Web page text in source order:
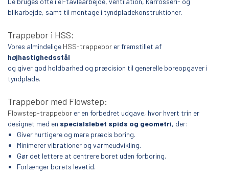
blikarbejde, samt til montage i tyndpladekonstruktioner.
Trappebor i HSS:
Vores almindelige HSS-trappebor er fremstillet af
højhastighedsstål
og giver god holdbarhed og præcision til generelle boreopgaver i
tyndplade.
Trappebor med Flowstep:
Flowstep-trappebor er en forbedret udgave, hvor hvert trin er
designet med en specialslebet spids og geometri, der:
Giver hurtigere og mere præcis boring.
Minimerer vibrationer og varmeudvikling.
Gør det lettere at centrere boret uden forboring.
Forlænger borets levetid.